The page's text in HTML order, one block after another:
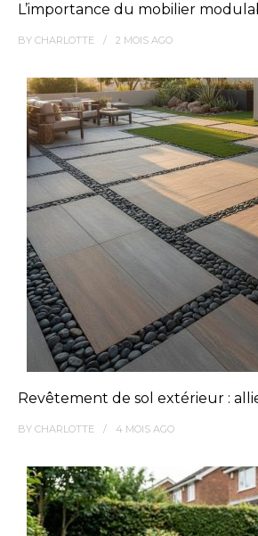
L’importance du mobilier
BY CHARLOTTE 2 MOIS AGO
Revêtement de sol extérieur :
BY CHARLOTTE 4 MOIS AGO